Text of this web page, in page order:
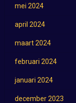
mei 2024
april 2024
maart 2024
februari 2024
januari 2024
december 2023